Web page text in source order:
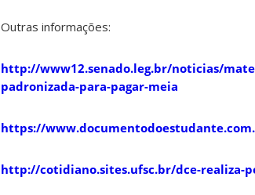
Outras informações:
http://www12.senado.leg.br/noticias/
padronizada-para-pagar-meia
https://
http://cotidiano.sites.ufsc.br/dce-realiza-